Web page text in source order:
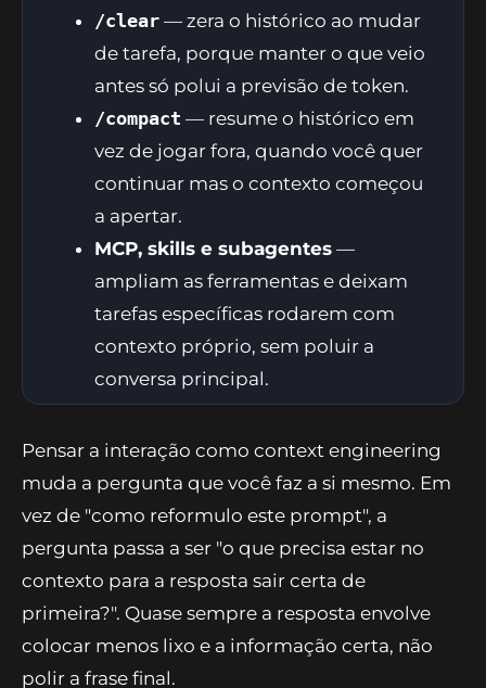
/clear — zera o histórico ao mudar
de tarefa, porque manter o que veio
antes só polui a previsão de token.
/compact — resume o histórico em
vez de jogar fora, quando você quer
continuar mas o contexto começou
a apertar.
MCP, skills e subagentes —
ampliam as ferramentas e deixam
tarefas específicas rodarem com
contexto próprio, sem poluir a
conversa principal.
Pensar a interação como context engineering
muda a pergunta que você faz a si mesmo. Em
vez de "como reformulo este prompt", a
pergunta passa a ser "o que precisa estar no
contexto para a resposta sair certa de
primeira?". Quase sempre a resposta envolve
colocar menos lixo e a informação certa, não
polir a frase final.